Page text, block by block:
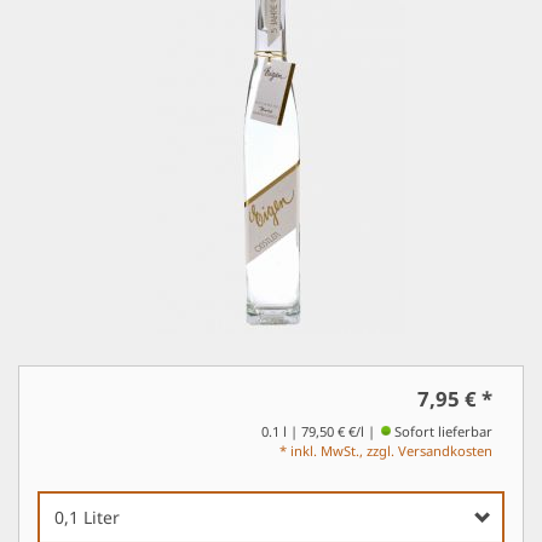
7,95 €*
0.1 l | 79,50 € €/l
Sofort lieferbar
* inkl. MwSt., zzgl. Versandkosten
0,1 Liter